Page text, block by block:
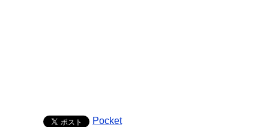
Pocket